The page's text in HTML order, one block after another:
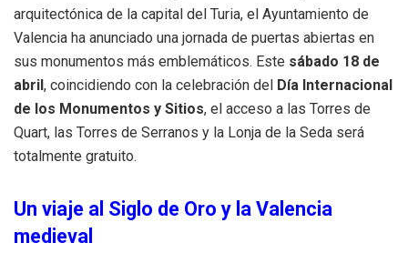
arquitectónica de la capital del Turia, el Ayuntamiento de
Valencia ha anunciado una jornada de puertas abiertas en
sus monumentos más emblemáticos. Este sábado 18 de
abril, coincidiendo con la celebración del Día Internacional
de los Monumentos y Sitios, el acceso a las Torres de
Quart, las Torres de Serranos y la Lonja de la Seda será
totalmente gratuito.
Un viaje al Siglo de Oro y la Valencia
medieval